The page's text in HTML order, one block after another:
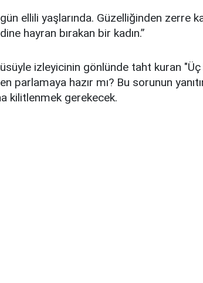
ellili yaşlarında. Güzelliğinden zerre
hayran bırakan bir kadın.”
izleyicinin gönlünde taht kuran "Üç
parlamaya hazır mı? Bu sorunun
kilitlenmek gerekecek.